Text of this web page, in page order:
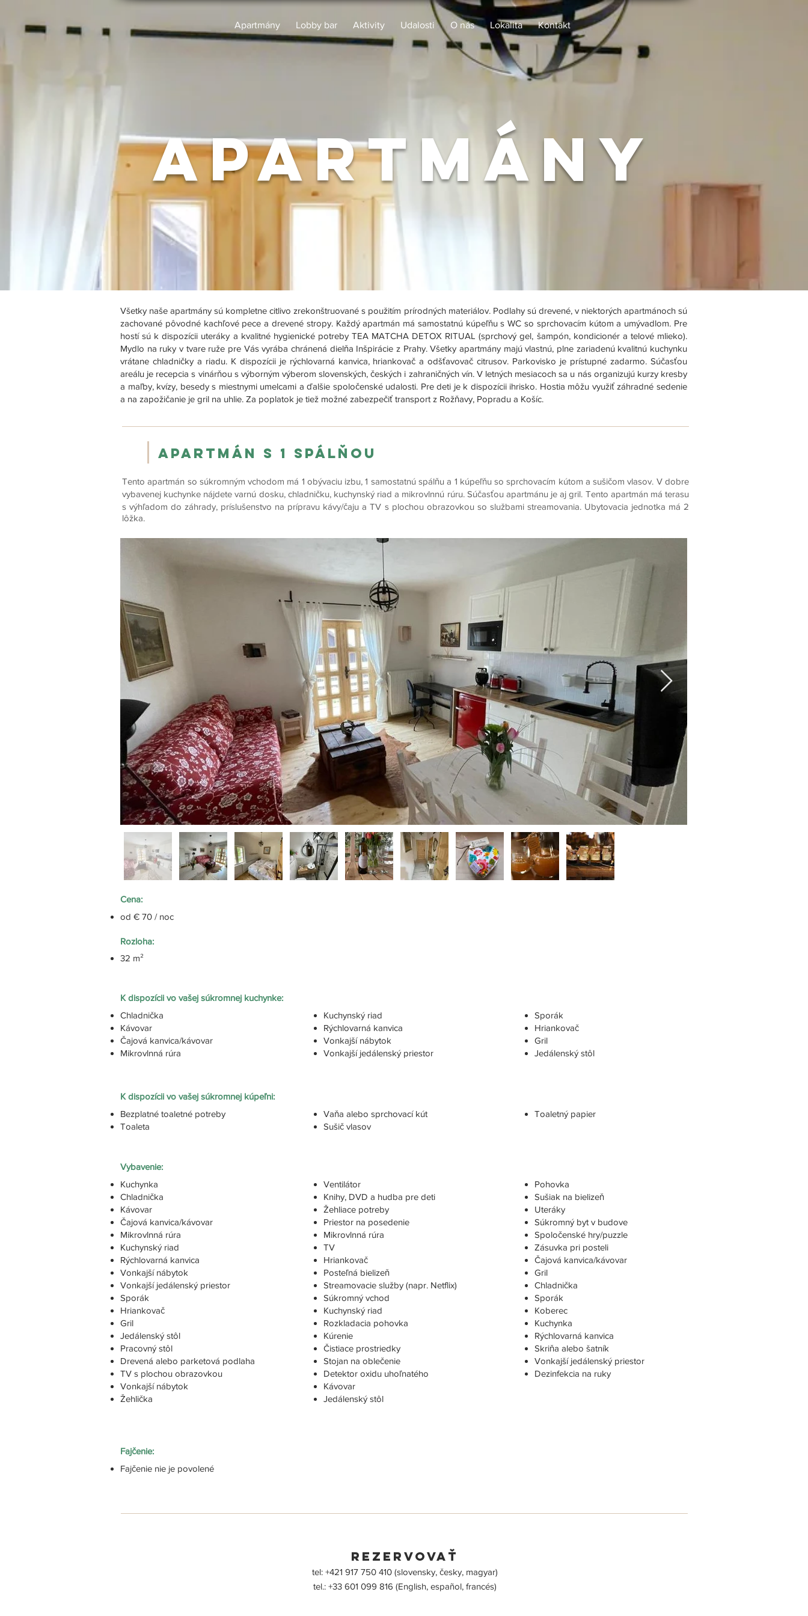
Apartmány Lobby bar Aktivity Udalosti O nás Lokalita Kontakt
apartmány
Všetky naše apartmány sú kompletne citlivo zrekonštruované s použitím prírodných materiálov. Podlahy sú drevené, v niektorých apartmánoch sú
zachované pôvodné kachľové pece a drevené stropy. Každý apartmán má samostatnú kúpeľňu s WC so sprchovacím kútom a umývadlom. Pre
hostí sú k dispozícii uteráky a kvalitné hygienické potreby TEA MATCHA DETOX RITUAL (sprchový gel, šampón, kondicionér a telové mlieko).
Mydlo na ruky v tvare ruže pre Vás vyrába chránená dielňa Inšpirácie z Prahy. Všetky apartmány majú vlastnú, plne zariadenú kvalitnú kuchynku
vrátane chladničky a riadu. K dispozícii je rýchlovarná kanvica, hriankovač a odšťavovač citrusov. Parkovisko je prístupné zadarmo. Súčasťou
areálu je recepcia s vinárňou s výborným výberom slovenských, českých i zahraničných vín. V letných mesiacoch sa u nás organizujú kurzy kresby
a maľby, kvízy, besedy s miestnymi umelcami a ďalšie spoločenské udalosti. Pre deti je k dispozícii ihrisko. Hostia môžu využiť záhradné sedenie
a na zapožičanie je gril na uhlie. Za poplatok je tiež možné zabezpečiť transport z Rožňavy, Popradu a Košíc.
Apartmán s 1 spálňou
Tento apartmán so súkromným vchodom má 1 obývaciu izbu, 1 samostatnú spálňu a 1 kúpeľňu so sprchovacím kútom a sušičom vlasov. V dobre
vybavenej kuchynke nájdete varnú dosku, chladničku, kuchynský riad a mikrovlnnú rúru. Súčasťou apartmánu je aj gril. Tento apartmán má terasu
s výhľadom do záhrady, príslušenstvo na prípravu kávy/čaju a TV s plochou obrazovkou so službami streamovania. Ubytovacia jednotka má 2
lôžka.
Cena:
od € 70 / noc
Rozloha:
32 m²
K dispozícii vo vašej súkromnej kuchynke:
Chladnička
Kávovar
Čajová kanvica/kávovar
Mikrovlnná rúra
Kuchynský riad
Rýchlovarná kanvica
Vonkajší nábytok
Vonkajší jedálenský priestor
Sporák
Hriankovač
Gril
Jedálenský stôl
K dispozícii vo vašej súkromnej kúpeľni:
Bezplatné toaletné potreby
Toaleta
Vaňa alebo sprchovací kút
Sušič vlasov
Toaletný papier
Vybavenie:
Kuchynka
Chladnička
Kávovar
Čajová kanvica/kávovar
Mikrovlnná rúra
Kuchynský riad
Rýchlovarná kanvica
Vonkajší nábytok
Vonkajší jedálenský priestor
Sporák
Hriankovač
Gril
Jedálenský stôl
Pracovný stôl
Drevená alebo parketová podlaha
TV s plochou obrazovkou
Vonkajší nábytok
Žehlička
Ventilátor
Knihy, DVD a hudba pre deti
Žehliace potreby
Priestor na posedenie
Mikrovlnná rúra
TV
Hriankovač
Posteľná bielizeň
Streamovacie služby (napr. Netflix)
Súkromný vchod
Kuchynský riad
Rozkladacia pohovka
Kúrenie
Čistiace prostriedky
Stojan na oblečenie
Detektor oxidu uhoľnatého
Kávovar
Jedálenský stôl
Pohovka
Sušiak na bielizeň
Uteráky
Súkromný byt v budove
Spoločenské hry/puzzle
Zásuvka pri posteli
Čajová kanvica/kávovar
Gril
Chladnička
Sporák
Koberec
Kuchynka
Rýchlovarná kanvica
Skriňa alebo šatník
Vonkajší jedálenský priestor
Dezinfekcia na ruky
Fajčenie:
Fajčenie nie je povolené
Rezervovať
tel: +421 917 750 410 (slovensky, česky, magyar)
tel.: +33 601 099 816 (English, español, francés)